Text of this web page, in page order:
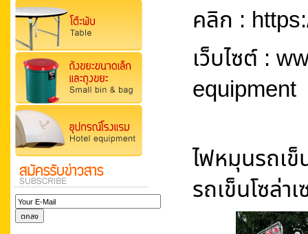
คลิก :
เว็บไซต์ :
equipment
ไฟหมุนรถเข็
รถเข็นโซล่า